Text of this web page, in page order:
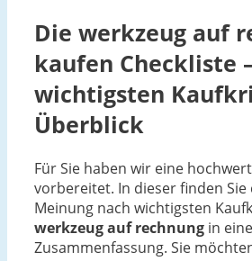
Die werkzeug auf
kaufen Checkliste
wichtigsten
Überblick
Für Sie haben wir eine
vorbereitet. In dieser finden
Meinung nach wichtigsten
werkzeug auf rechnung in
Zusammenfassung. Sie